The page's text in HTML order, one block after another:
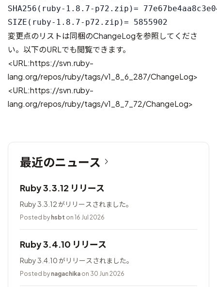
SHA256(ruby-1.8.7-p72.zip)=
変更点のリストは同梱のChangeLogを参照してくださ
い。以下のURLでも閲覧できます。
<URL:https://svn.ruby-
lang.org/repos/ruby/tags/v1_8_6_287/ChangeLog>
<URL:https://svn.ruby-
lang.org/repos/ruby/tags/v1_8_7_72/ChangeLog>
最近のニュース
Ruby 3.3.12 リリース
Ruby 3.3.12 がリリースされました。
Posted by hsbt on 16 Jul 2026
Ruby 3.4.10 リリース
Ruby 3.4.10 がリリースされました。
Posted by nagachika on 30 Jun 2026